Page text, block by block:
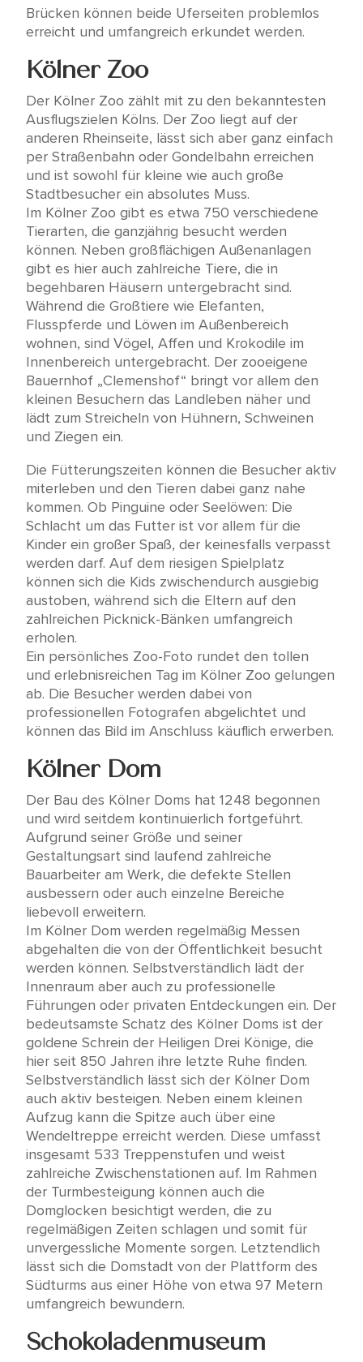
Brücken können beide Uferseiten problemlos
erreicht und umfangreich erkundet werden.
Kölner Zoo
Der Kölner Zoo zählt mit zu den bekanntesten
Ausflugszielen Kölns. Der Zoo liegt auf der
anderen Rheinseite, lässt sich aber ganz einfach
per Straßenbahn oder Gondelbahn erreichen
und ist sowohl für kleine wie auch große
Stadtbesucher ein absolutes Muss.
Im Kölner Zoo gibt es etwa 750 verschiedene
Tierarten, die ganzjährig besucht werden
können. Neben großflächigen Außenanlagen
gibt es hier auch zahlreiche Tiere, die in
begehbaren Häusern untergebracht sind.
Während die Großtiere wie Elefanten,
Flusspferde und Löwen im Außenbereich
wohnen, sind Vögel, Affen und Krokodile im
Innenbereich untergebracht. Der zooeigene
Bauernhof „Clemenshof“ bringt vor allem den
kleinen Besuchern das Landleben näher und
lädt zum Streicheln von Hühnern, Schweinen
und Ziegen ein.
Die Fütterungszeiten können die Besucher aktiv
miterleben und den Tieren dabei ganz nahe
kommen. Ob Pinguine oder Seelöwen: Die
Schlacht um das Futter ist vor allem für die
Kinder ein großer Spaß, der keinesfalls verpasst
werden darf. Auf dem riesigen Spielplatz
können sich die Kids zwischendurch ausgiebig
austoben, während sich die Eltern auf den
zahlreichen Picknick-Bänken umfangreich
erholen.
Ein persönliches Zoo-Foto rundet den tollen
und erlebnisreichen Tag im Kölner Zoo gelungen
ab. Die Besucher werden dabei von
professionellen Fotografen abgelichtet und
können das Bild im Anschluss käuflich erwerben.
Kölner Dom
Der Bau des Kölner Doms hat 1248 begonnen
und wird seitdem kontinuierlich fortgeführt.
Aufgrund seiner Größe und seiner
Gestaltungsart sind laufend zahlreiche
Bauarbeiter am Werk, die defekte Stellen
ausbessern oder auch einzelne Bereiche
liebevoll erweitern.
Im Kölner Dom werden regelmäßig Messen
abgehalten die von der Öffentlichkeit besucht
werden können. Selbstverständlich lädt der
Innenraum aber auch zu professionelle
Führungen oder privaten Entdeckungen ein. Der
bedeutsamste Schatz des Kölner Doms ist der
goldene Schrein der Heiligen Drei Könige, die
hier seit 850 Jahren ihre letzte Ruhe finden.
Selbstverständlich lässt sich der Kölner Dom
auch aktiv besteigen. Neben einem kleinen
Aufzug kann die Spitze auch über eine
Wendeltreppe erreicht werden. Diese umfasst
insgesamt 533 Treppenstufen und weist
zahlreiche Zwischenstationen auf. Im Rahmen
der Turmbesteigung können auch die
Domglocken besichtigt werden, die zu
regelmäßigen Zeiten schlagen und somit für
unvergessliche Momente sorgen. Letztendlich
lässt sich die Domstadt von der Plattform des
Südturms aus einer Höhe von etwa 97 Metern
umfangreich bewundern.
Schokoladenmuseum